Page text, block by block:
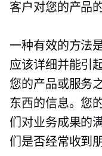
客户对您的产品
一种有效的方法
应该详细并能引
您的产品或服务
东西的信息。您
们对业务成果的
们是否经常收到